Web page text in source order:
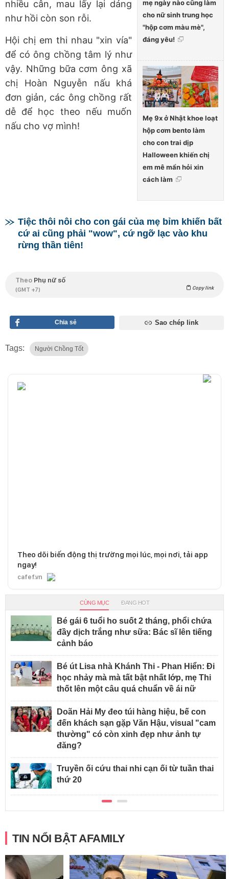
mẹ ngày nào cũng làm
cho nữ sinh trung học
"hộp cơm màu mè",
đáng yêu!
Mẹ 9x ở Nhật khoe loạt
hộp cơm bento làm
cho con trai dịp
Halloween khiến chị
em mê mẩn hỏi xin
cách làm
nhiều cân, mau lấy lại dáng
như hồi còn son rỗi.
Hội chị em thi nhau "xin vía"
để có ông chồng tâm lý như
vậy. Những bữa cơm ông xã
chị Hoàn Nguyễn nấu khá
đơn giản, các ông chồng rất
dễ để học theo nếu muốn
nấu cho vợ mình!
Tiệc thôi nôi cho con gái của mẹ bỉm khiến bất
cứ ai cũng phải "wow", cứ ngỡ lạc vào khu
rừng thần tiên!
Theo Phụ nữ số
(GMT +7) Copy link
Chia sẻ Sao chép link
Tags: Người Chồng Tốt
Theo dõi biến động thị trường mọi lúc, mọi nơi, tải app
ngay!
cafef.vn
CÙNG MỤC ĐANG HOT
Bé gái 6 tuổi ho suốt 2 tháng, phổi chứa
đầy dịch trắng như sữa: Bác sĩ lên tiếng
cảnh báo
Bé út Lisa nhà Khánh Thi - Phan Hiển: Đi
học nhảy mà mà tất bật nhất lớp, mẹ Thi
thốt lên một câu quá chuẩn về ái nữ
Doãn Hải My đeo túi hàng hiệu, bế con
đến khách sạn gặp Văn Hậu, visual "cam
thường" có còn xinh đẹp như ảnh tự
đăng?
Truyền ối cứu thai nhi cạn ối từ tuần thai
thứ 20
TIN NỔI BẬT AFAMILY